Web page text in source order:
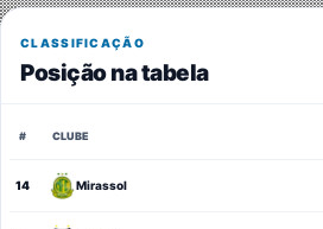
CLASSIFICAÇÃO
Posição na tabela
# CLUBE
14 Mirassol